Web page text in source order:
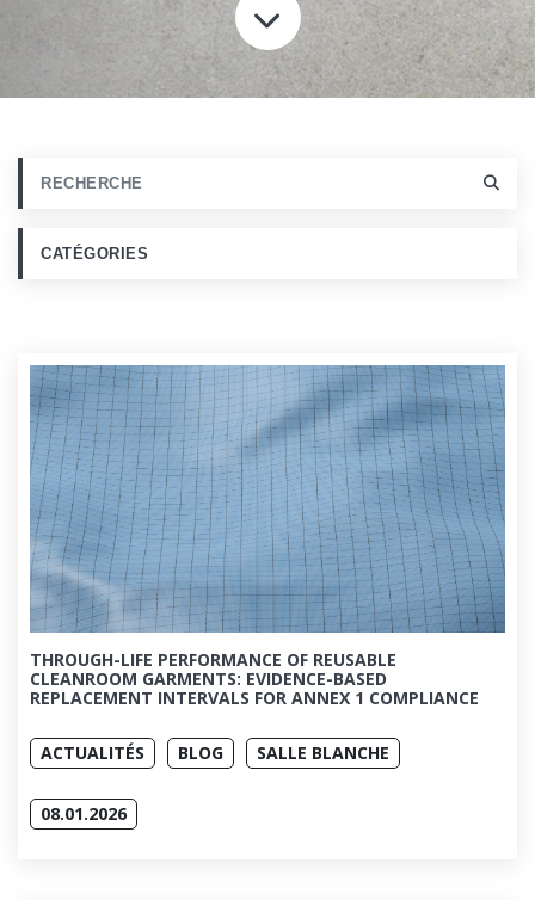
DÉFILER VERS
CATÉGORIES
THROUGH-LIFE PERFORMANCE OF REUSABLE
CLEANROOM GARMENTS: EVIDENCE-BASED
REPLACEMENT INTERVALS FOR ANNEX 1 COMPLIANCE
ACTUALITÉS BLOG SALLE BLANCHE
08.01.2026